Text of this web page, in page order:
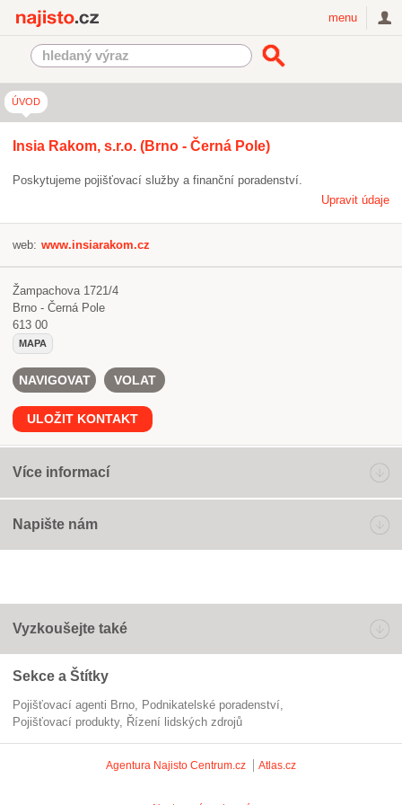
menu
ÚVOD
Insia Rakom, s.r.o. (Brno - Černá Pole)
Poskytujeme pojišťovací služby a finanční poradenství.
Upravit údaje
web: www.insiarakom.cz
Žampachova 1721/4
Brno - Černá Pole
613 00
MAPA
NAVIGOVAT VOLAT
ULOŽIT KONTAKT
Více informací
Napište nám
Vyzkoušejte také
Sekce a Štítky
Pojišťovací agenti Brno
podnikatelské poradenství
pojišťovací produkty
řízení lidských zdrojů
Agentura Najisto Centrum.cz Atlas.cz